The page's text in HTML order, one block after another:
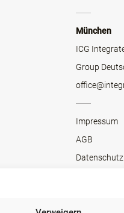
München
ICG
Group
Impressum
AGB
Datenschutz